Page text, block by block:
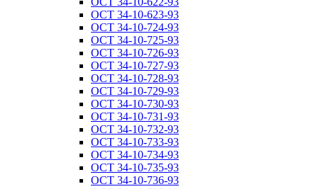
ОСТ 34-10-623-93
ОСТ 34-10-724-93
ОСТ 34-10-725-93
ОСТ 34-10-726-93
ОСТ 34-10-727-93
ОСТ 34-10-728-93
ОСТ 34-10-729-93
ОСТ 34-10-730-93
ОСТ 34-10-731-93
ОСТ 34-10-732-93
ОСТ 34-10-733-93
ОСТ 34-10-734-93
ОСТ 34-10-735-93
ОСТ 34-10-736-93